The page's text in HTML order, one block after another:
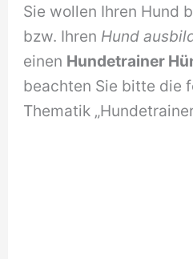
Sie wollen Ihren Hund
bzw. Ihren Hund
einen Hundetrainer
beachten Sie bitte die
Thematik